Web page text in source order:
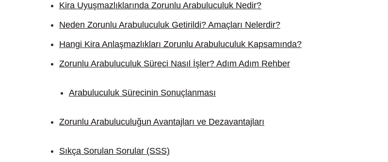
Kira Uyuşmazlıklarında Zorunlu Arabuluculuk Nedir?
Neden Zorunlu Arabuluculuk Getirildi? Amaçları Nelerdir?
Hangi Kira Anlaşmazlıkları Zorunlu Arabuluculuk Kapsamında?
Zorunlu Arabuluculuk Süreci Nasıl İşler? Adım Adım Rehber
Arabuluculuk Sürecinin Sonuçlanması
Zorunlu Arabuluculuğun Avantajları ve Dezavantajları
Sıkça Sorulan Sorular (SSS)